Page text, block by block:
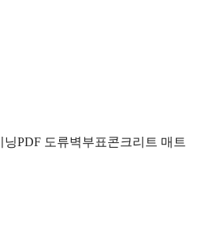
닝PDF 도류벽부표콘크리트 매트